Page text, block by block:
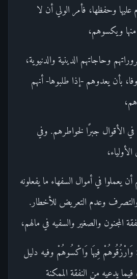
عليها وحفظها، فأمر الولي أن لا
منها ويكسوهم،
وحاجاتهم الدينية والدنيوية،
بأن يعدوهم -إذا طلبوها- أنهم
الأقوال جبرًا لخواطرهم. وفي
يعملوا في أموال السفهاء ما يفعلونه
وعدم التعريض للأخطار.
المجنون والصغير والسفيه في مالهم،
وَارْزُقُوهُمْ فِيهَا وَاكْسُوهُمْ وفيه دليل
يدعيه من النفقة الممكنة